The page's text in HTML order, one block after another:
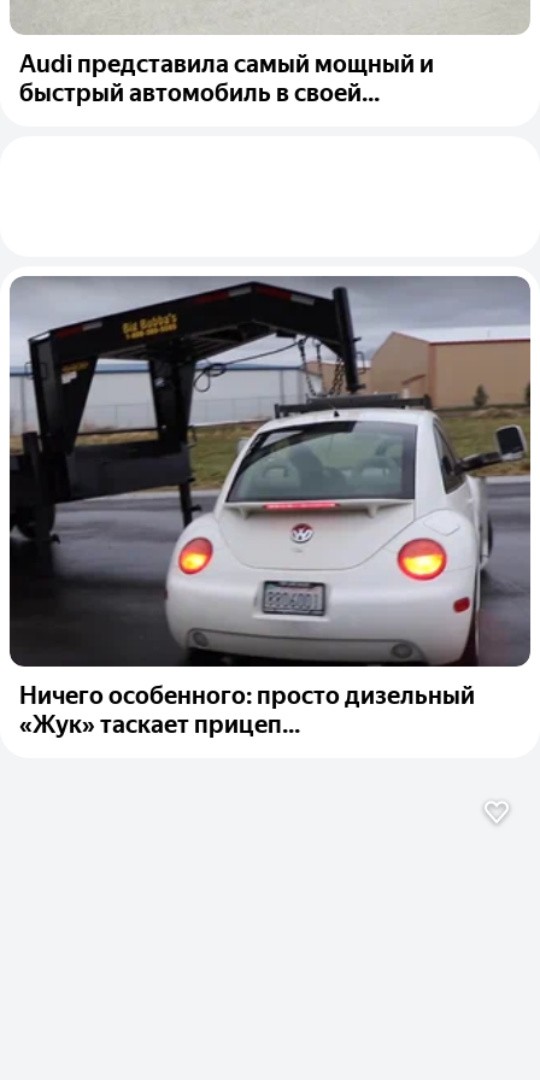
Audi представила самый мощный и
быстрый автомобиль в своей...
Ничего особенного: просто дизельный
«Жук» таскает прицеп...